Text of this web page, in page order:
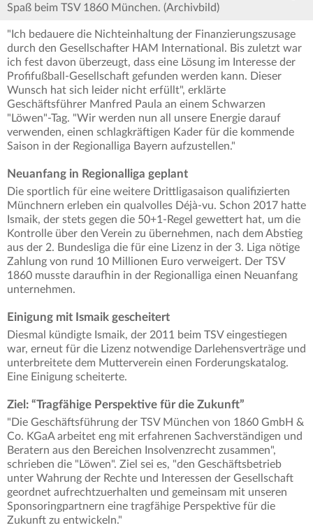
Spaß beim TSV 1860 München. (Archivbild)
"Ich bedauere die Nichteinhaltung der Finanzierungszusage
durch den Gesellschafter HAM International. Bis zuletzt war
ich fest davon überzeugt, dass eine Lösung im Interesse der
Profifußball-Gesellschaft gefunden werden kann. Dieser
Wunsch hat sich leider nicht erfüllt", erklärte
Geschäftsführer Manfred Paula an einem Schwarzen
"Löwen"-Tag. "Wir werden nun all unsere Energie darauf
verwenden, einen schlagkräftigen Kader für die kommende
Saison in der Regionalliga Bayern aufzustellen."
Neuanfang in Regionalliga geplant
Die sportlich für eine weitere Drittligasaison qualifizierten
Münchnern erleben ein qualvolles Déjà-vu. Schon 2017 hatte
Ismaik, der stets gegen die 50+1-Regel gewettert hat, um die
Kontrolle über den Verein zu übernehmen, nach dem Abstieg
aus der 2. Bundesliga die für eine Lizenz in der 3. Liga nötige
Zahlung von rund 10 Millionen Euro verweigert. Der TSV
1860 musste daraufhin in der Regionalliga einen Neuanfang
unternehmen.
Einigung mit Ismaik gescheitert
Diesmal kündigte Ismaik, der 2011 beim TSV eingestiegen
war, erneut für die Lizenz notwendige Darlehensverträge und
unterbreitete dem Mutterverein einen Forderungskatalog.
Eine Einigung scheiterte.
Ziel: “Tragfähige Perspektive für die Zukunft”
"Die Geschäftsführung der TSV München von 1860 GmbH &
Co. KGaA arbeitet eng mit erfahrenen Sachverständigen und
Beratern aus den Bereichen Insolvenzrecht zusammen",
schrieben die "Löwen". Ziel sei es, "den Geschäftsbetrieb
unter Wahrung der Rechte und Interessen der Gesellschaft
geordnet aufrechtzuerhalten und gemeinsam mit unseren
Sponsoringpartnern eine tragfähige Perspektive für die
Zukunft zu entwickeln."